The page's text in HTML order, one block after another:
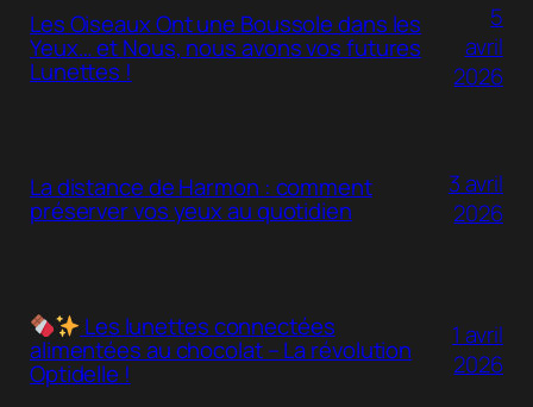
Les Oiseaux Ont une Boussole dans les
Yeux… et Nous, nous avons vos futures
Lunettes !
5
avril
2026
La distance de Harmon : comment
préserver vos yeux au quotidien
3 avril
2026
Les lunettes connectées
alimentées au chocolat – La révolution
Optidelle !
1 avril
2026